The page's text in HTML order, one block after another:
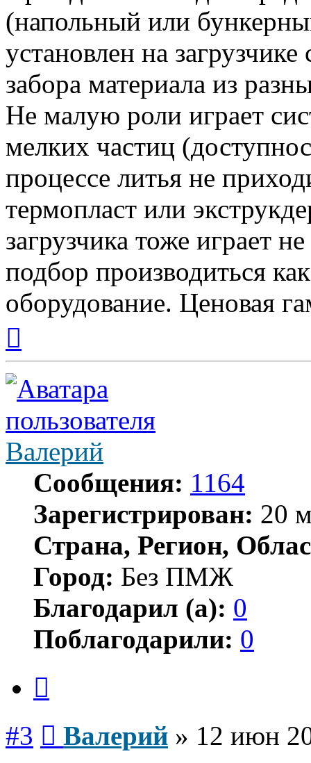
(напольный или
установлен на
забора материала из
Не малую роли играет
мелких частиц
процессе литья не
термопласт или
загрузчика тоже играет
подбор производиться
оборудование. Ценовая
началу
Валерий
Сообщения: 1164
Зарегистрирован: 20
Страна, Регион,
Город: Без ПМЖ
Благодарил (а): 0
Поблагодарили: 0
#3 Валерий » 12 июн